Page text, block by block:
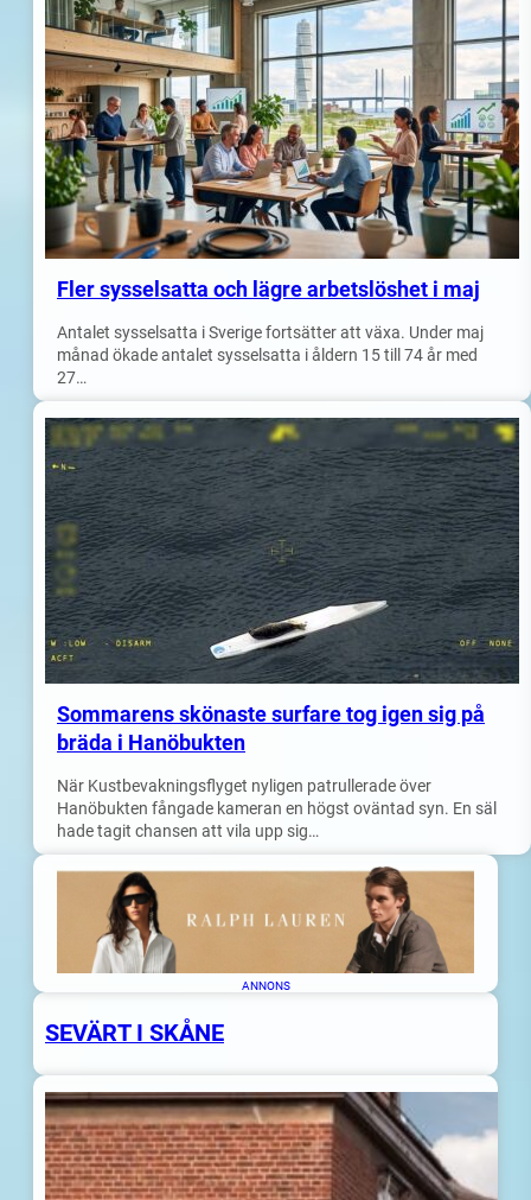
Fler sysselsatta och lägre arbetslöshet i maj
Antalet sysselsatta i Sverige fortsätter att växa. Under maj
månad ökade antalet sysselsatta i åldern 15 till 74 år med
27…
Sommarens skönaste surfare tog igen sig på
bräda i Hanöbukten
När Kustbevakningsflyget nyligen patrullerade över
Hanöbukten fångade kameran en högst oväntad syn. En säl
hade tagit chansen att vila upp sig…
ANNONS
SEVÄRT I SKÅNE